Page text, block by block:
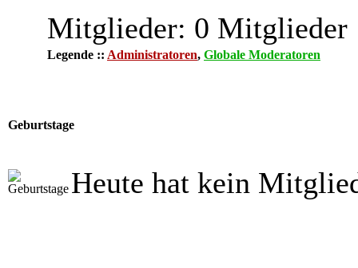
Mitglieder: 0 Mitglieder
Legende :: Administratoren, Globale Moderatoren
Geburtstage
Heute hat kein